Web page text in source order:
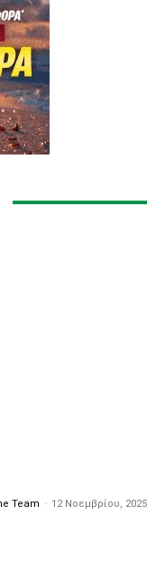
Team - 12 Νοεμβρίου, 2025